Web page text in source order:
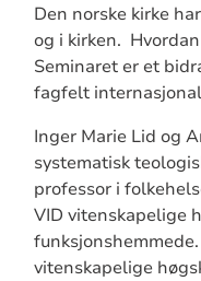
Den norske kirke
og i kirken.
Seminaret er et
fagfelt
Inger Marie Lid og
systematisk
professor i
VID vitenskapelige
vitenskapelige